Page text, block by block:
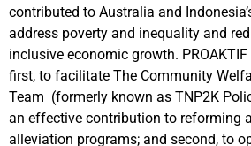
contributed to Australia and
address poverty and inequality and
inclusive economic growth.
first, to facilitate The Community
Team (formerly known as TNP2K
an effective contribution to reforming
alleviation programs; and second, to